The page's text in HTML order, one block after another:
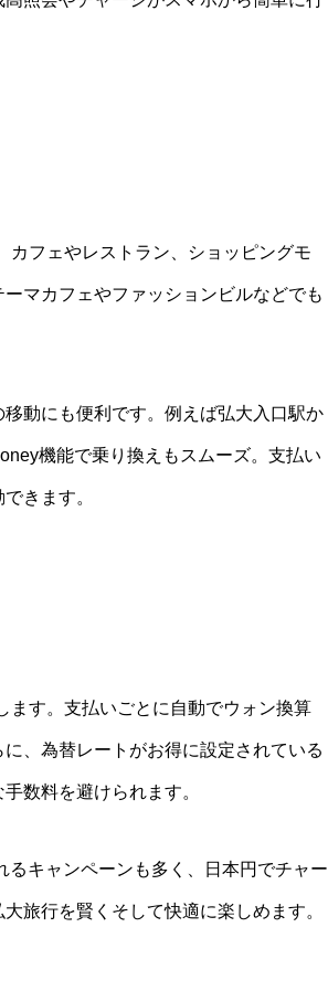
カフェやレストラン、ショッピングモ
マカフェやファッションビルなどでも
動にも便利です。例えば弘大入口駅か
機能で乗り換えもスムーズ。支払い
きます。
ます。支払いごとに自動でウォン換算
、為替レートがお得に設定されている
数料を避けられます。
キャンペーンも多く、日本円でチャー
旅行を賢くそして快適に楽しめます。